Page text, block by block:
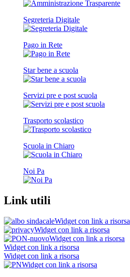
Segreteria Digitale
Pago in Rete
Star bene a scuola
Servizi pre e post scuola
Trasporto scolastico
Scuola in Chiaro
Noi Pa
Link utili
Widget con link a risorsa
Widget con link a risorsa
Widget con link a risorsa
Widget con link a risorsa
Widget con link a risorsa
Widget con link a risorsa